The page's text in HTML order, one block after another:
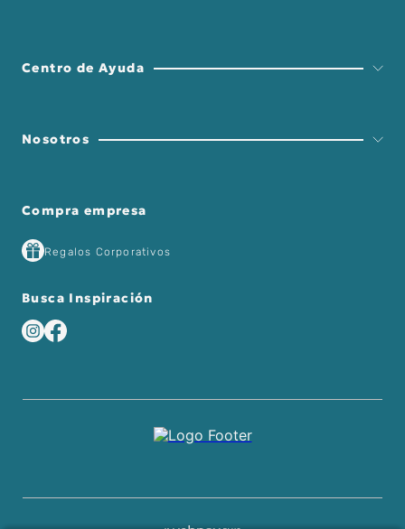
Centro de Ayuda
Nosotros
Compra empresa
Regalos Corporativos
Busca Inspiración